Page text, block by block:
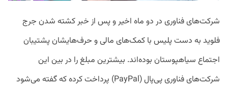
شرکت‌های فناوری در دو ماه اخیر و پس از خبر کشته شدن جرج
فلوید به دست پلیس با کمک‌های مالی و حرف‌هایشان پشتیبان
اجتماع سیاهپوستان بوده‌اند. بیشترین مبلغ را در بین این
شرکت‌های فناوری پی‌پال (PayPal) پرداخت کرده که گفته می‌شود